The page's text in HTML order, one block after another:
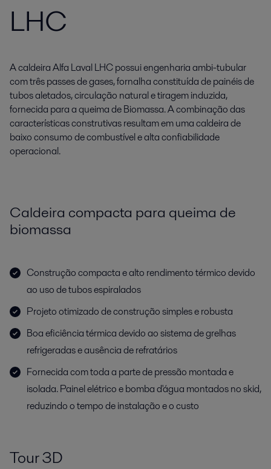
LHC
A caldeira Alfa Laval LHC possui engenharia ambi-tubular
com três passes de gases, fornalha constituída de painéis de
tubos aletados, circulação natural e tiragem induzida,
fornecida para a queima de Biomassa. A combinação das
características construtivas resultam em uma caldeira de
baixo consumo de combustível e alta confiabilidade
operacional.
Caldeira compacta para queima de
biomassa
Construção compacta e alto rendimento térmico devido
ao uso de tubos espiralados
Projeto otimizado de construção simples e robusta
Boa eficiência térmica devido ao sistema de grelhas
refrigeradas e ausência de refratários
Fornecida com toda a parte de pressão montada e
isolada. Painel elétrico e bomba d'água montados no skid,
reduzindo o tempo de instalação e o custo
Tour 3D